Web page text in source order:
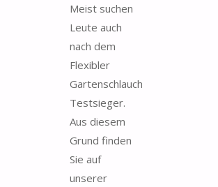
Meist suchen
Leute auch
nach dem
Flexibler
Gartenschlauch
Testsieger.
Aus diesem
Grund finden
Sie auf
unserer